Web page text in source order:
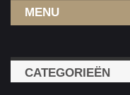
MENU
CATEGORIEËN